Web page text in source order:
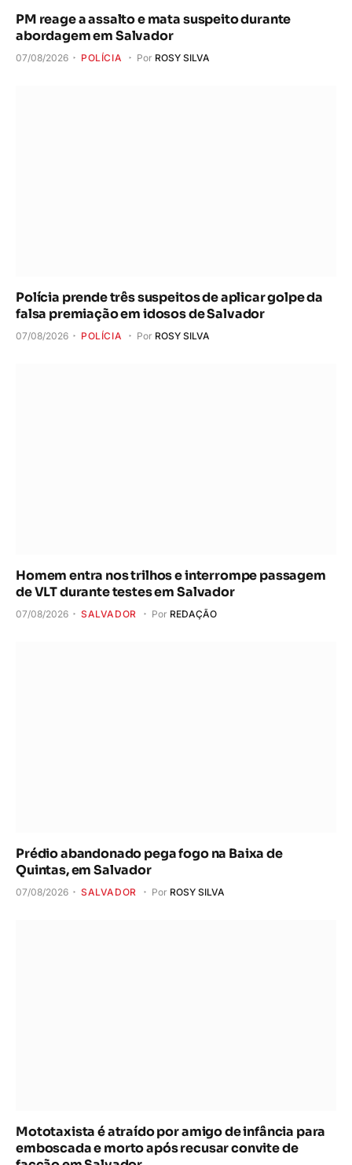
PM reage a assalto e mata suspeito durante
abordagem em Salvador
07/08/2026 POLÍCIA Por ROSY SILVA
Polícia prende três suspeitos de aplicar golpe da
falsa premiação em idosos de Salvador
07/08/2026 POLÍCIA Por ROSY SILVA
Homem entra nos trilhos e interrompe passagem
de VLT durante testes em Salvador
07/08/2026 SALVADOR Por REDAÇÃO
Prédio abandonado pega fogo na Baixa de
Quintas, em Salvador
07/08/2026 SALVADOR Por ROSY SILVA
Mototaxista é atraído por amigo de infância para
emboscada e morto após recusar convite de